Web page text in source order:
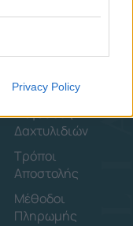
Privacy Policy
Οδηγός
Μεγέθους
Δαχτυλιδιών
Τρόποι
Αποστολής
Μέθοδοι
Πληρωμής